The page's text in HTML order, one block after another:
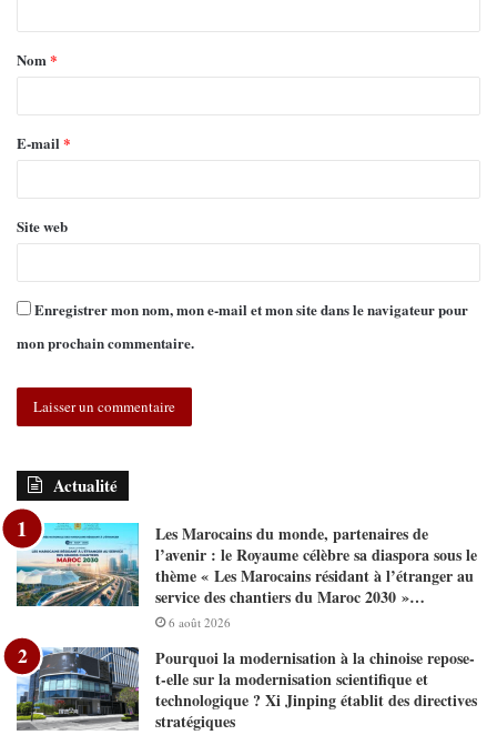
Nom*
E-mail *
Site web
Enregistrer mon nom, mon e-mail et mon site dans le navigateur pour
mon prochain commentaire.
Actualité
Les Marocains du monde, partenaires de
l’avenir : le Royaume célèbre sa diaspora sous le
thème « Les Marocains résidant à l’étranger au
service des chantiers du Maroc 2030 »…
6 août 2026
Pourquoi la modernisation à la chinoise repose-
t-elle sur la modernisation scientifique et
technologique ? Xi Jinping établit des directives
stratégiques